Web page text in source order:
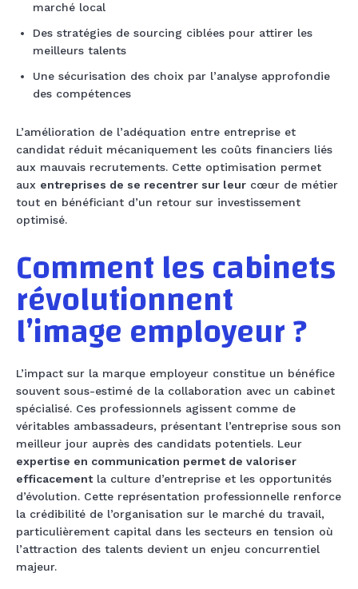
marché local
Des stratégies de sourcing ciblées pour attirer les
meilleurs talents
Une sécurisation des choix par l’analyse approfondie
des compétences
L’amélioration de l’adéquation entre entreprise et
candidat réduit mécaniquement les coûts financiers liés
aux mauvais recrutements. Cette optimisation permet
aux entreprises de se recentrer sur leur cœur de métier
tout en bénéficiant d’un retour sur investissement
optimisé.
Comment les cabinets
révolutionnent
l’image employeur ?
L’impact sur la marque employeur constitue un bénéfice
souvent sous-estimé de la collaboration avec un cabinet
spécialisé. Ces professionnels agissent comme de
véritables ambassadeurs, présentant l’entreprise sous son
meilleur jour auprès des candidats potentiels. Leur
expertise en communication permet de valoriser
efficacementla culture d’entreprise et les opportunités
d’évolution. Cette représentation professionnelle renforce
la crédibilité de l’organisation sur le marché du travail,
particulièrement capital dans les secteurs en tension où
l’attraction des talents devient un enjeu concurrentiel
majeur.